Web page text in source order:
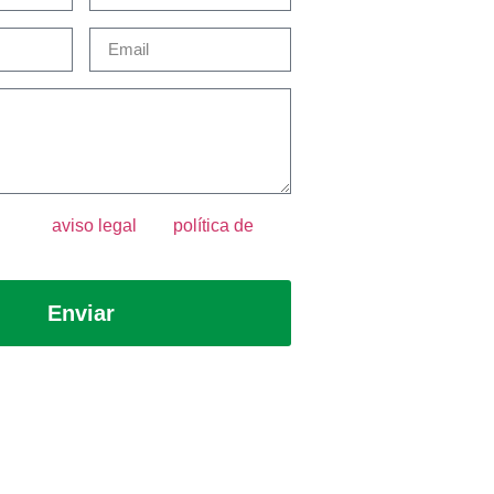
aviso legal
política de
Enviar